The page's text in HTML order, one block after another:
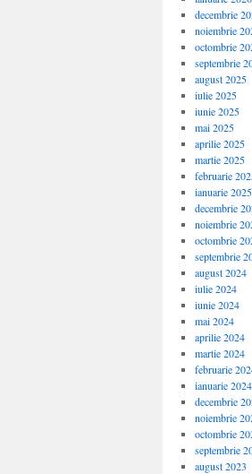
decembrie
noiembrie
octombrie
septembrie
august 2025
iulie 2025
iunie 2025
mai 2025
aprilie 2025
martie 2025
februarie
ianuarie 2025
decembrie
noiembrie
octombrie
septembrie
august 2024
iulie 2024
iunie 2024
mai 2024
aprilie 2024
martie 2024
februarie
ianuarie 2024
decembrie
noiembrie
octombrie
septembrie
august 2023